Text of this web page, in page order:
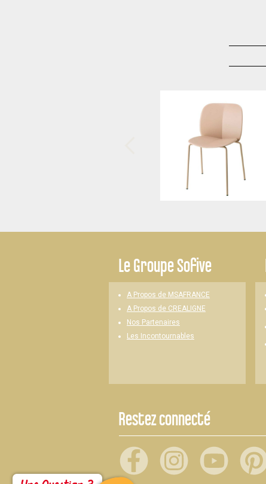
LeGroupe Sofive
A Propos de MSAFRANCE
A Propos de CREALIGNE
Nos Partenaires
Les Incontournables
Restez connecté